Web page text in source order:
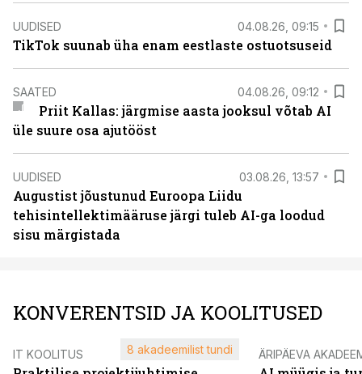
UUDISED 04.08.26, 09:15
TikTok suunab üha enam eestlaste ostuotsuseid
SAATED 04.08.26, 09:12
Priit Kallas: järgmise aasta jooksul võtab AI
üle suure osa ajutööst
UUDISED 03.08.26, 13:57
Augustist jõustunud Euroopa Liidu
tehisintellektimääruse järgi tuleb AI-ga loodud
sisu märgistada
KONVERENTSID JA KOOLITUSED
IT KOOLITUS 8 akadeemilist tundi ÄRIPÄEVA